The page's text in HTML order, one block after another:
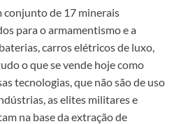
conjunto de 17 minerais
para o armamentismo e a
carros elétricos de luxo,
o que se vende hoje como
tecnologias, que não são de uso
as elites militares e
na base da extração de